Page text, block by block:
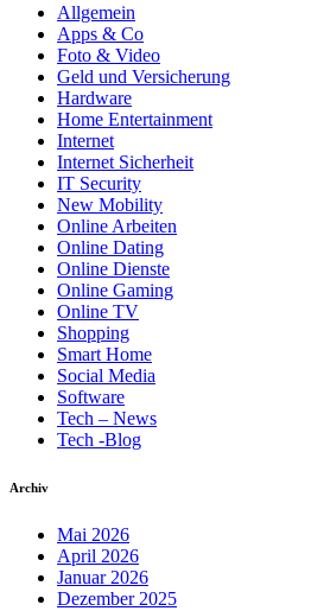
Allgemein
Apps & Co
Foto & Video
Geld und Versicherung
Hardware
Home Entertainment
Internet
Internet Sicherheit
IT Security
New Mobility
Online Arbeiten
Online Dating
Online Dienste
Online Gaming
Online TV
Shopping
Smart Home
Social Media
Software
Tech – News
Tech -Blog
Archiv
Mai 2026
April 2026
Januar 2026
Dezember 2025